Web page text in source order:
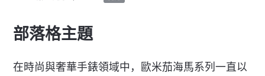
部落格主題
在時尚與奢華手錶領域中，歐米茄海馬系列一直以